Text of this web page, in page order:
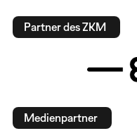
Partner des ZKM
Medienpartner